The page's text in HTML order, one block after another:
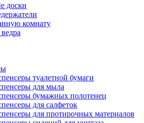
доски
комнату
туалетной бумаги
для мыла
бумажных полотенец
для салфеток
для протирочных материалов